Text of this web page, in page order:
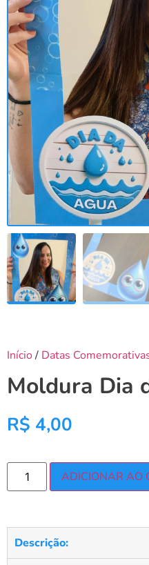
Início/ Datas
Moldura Dia
R$ 4,00
ADICIONAR AO
Descrição: